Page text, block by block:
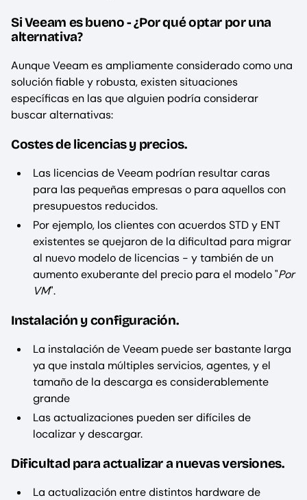
Si Veeam es bueno - ¿Por qué optar por una
alternativa?
Aunque Veeam es ampliamente considerado como una
solución fiable y robusta, existen situaciones
específicas en las que alguien podría considerar
buscar alternativas:
Costes de licencias y precios.
Las licencias de Veeam podrían resultar caras
para las pequeñas empresas o para aquellos con
presupuestos reducidos.
Por ejemplo, los clientes con acuerdos STD y ENT
existentes se quejaron de la dificultad para migrar
al nuevo modelo de licencias - y también de un
aumento exuberante del precio para el modelo "Por
VM".
Instalación y configuración.
La instalación de Veeam puede ser bastante larga
ya que instala múltiples servicios, agentes, y el
tamaño de la descarga es considerablemente
grande
Las actualizaciones pueden ser difíciles de
localizar y descargar.
Dificultad para actualizar a nuevas versiones.
La actualización entre distintos hardware de